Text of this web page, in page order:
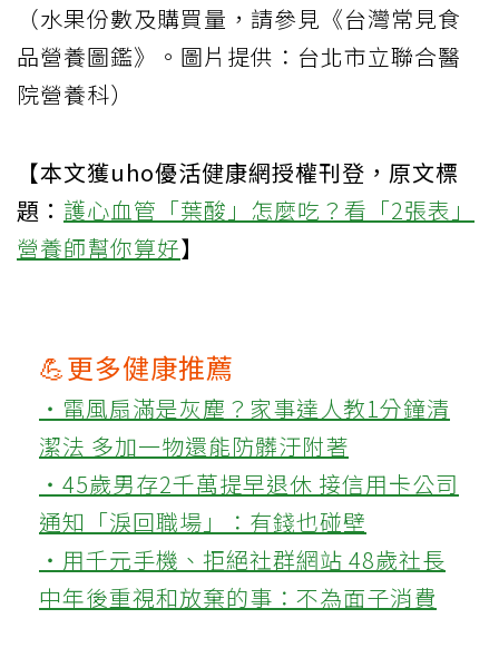
（水果份數及購買量，請參見《台灣常見食
品營養圖鑑》。圖片提供：台北市立聯合醫
院營養科）
【本文獲uho優活健康網授權刊登，原文標
題： 護心血管「葉酸」怎麼吃？看「2張表」
營養師幫你算好】
💪更多健康推薦
‧電風扇滿是灰塵？家事達人教1分鐘清
潔法 多加一物還能防髒汙附著
‧45歲男存2千萬提早退休 接信用卡公司
通知「淚回職場」：有錢也碰壁
‧用千元手機、拒絕社群網站 48歲社長
中年後重視和放棄的事：不為面子消費